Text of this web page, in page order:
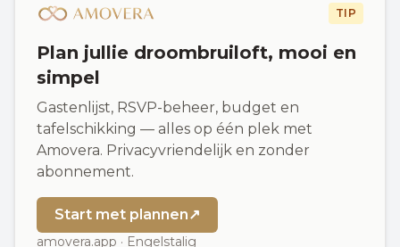
TIP
Plan jullie droombruiloft, mooi en
simpel
Gastenlijst, RSVP-beheer, budget en
tafelschikking — alles op één plek met
Amovera. Privacyvriendelijk en zonder
abonnement.
Start met plannen↗
amovera.app · Engelstalig